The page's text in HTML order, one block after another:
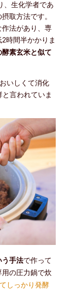
、生化学者であ
取方法です。
法があり、専
時間半かかりま
素玄米と似て
いしくて消化
言われていま
う手法で作って
の圧力鍋で炊
しっかり発酵